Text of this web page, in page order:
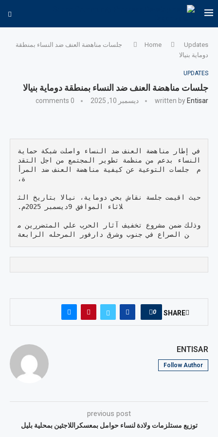
Home Updates
جلسات مناهضة العنف ضد النساء بمنطقة
دوماية بنيالا
UPDATES
جلسات مناهضة العنف ضد النساء بمنطقة دوماية بنيالا
written by Entisar ديسمبر 10, 2025 0 comments
النساء بدعم من منظمة تطوير المجتمع من اجل التقد
م  جلسات التوعية عن كيفية مناهضة العنف ضد المرأ
ة،
حيث اقيمت جلسة نقاش بحي دوماية، نيالا بتاريخ الث
لاثاء الموافق 9ديسمبر 2025م.
وذلك ضمن مشروع تخفيف آثار الحرب علي المتضررين م
ن الصراع في جنوب وشرق دارفور المرحله الرابعة
SHARE
0
ENTISAR
Follow Author
previous post
توزيع مستلزمات ولادة لنساء حوامل بمعسكراللاجئين بمحلية بليل